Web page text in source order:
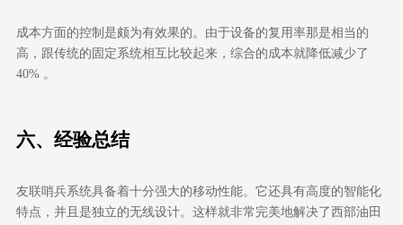
成本方面的控制是颇为有效果的。由于设备的复用率那是相当的
高，跟传统的固定系统相互比较起来，综合的成本就降低减少了
40% 。
六、 经验总结
友联哨兵系统具备着十分强大的移动性能。它还具有高度的智能化
特点，并且是独立的无线设计。这样就非常完美地解决了西部油田